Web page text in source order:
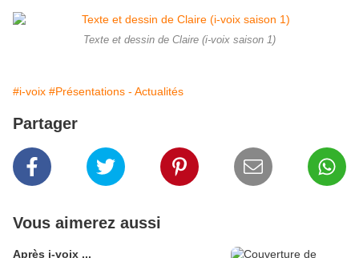
Texte et dessin de Claire (i-voix saison 1)
#i-voix #Présentations - Actualités
Partager
Vous aimerez aussi
Après i-voix ...